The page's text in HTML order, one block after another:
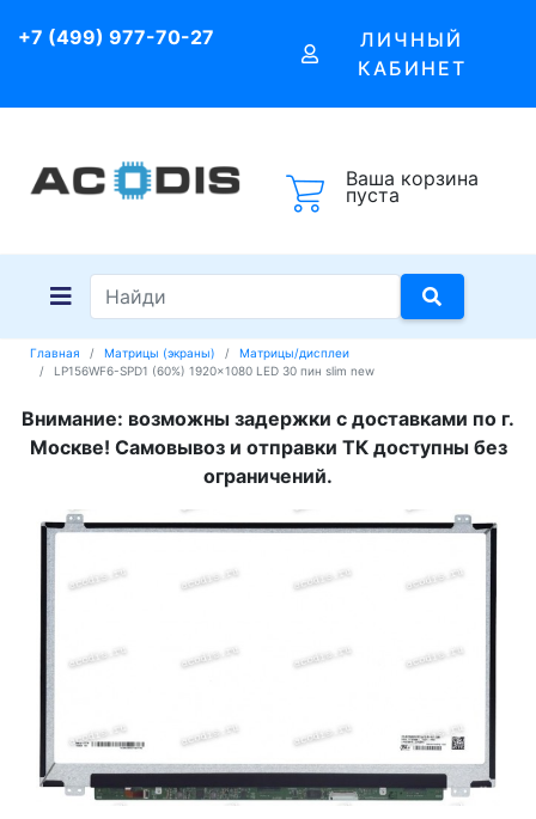
+7 (499) 977-70-27
ЛИЧНЫЙ
КАБИНЕТ
Ваша корзина
пуста
Главная Матрицы (экраны)
Матрицы/дисплеи
LP156WF6-SPD1 (60%) 1920x1080 LED 30 пин slim new
Внимание: возможны задержки с доставками по г.
Москве! Самовывоз и отправки ТК доступны без
ограничений.